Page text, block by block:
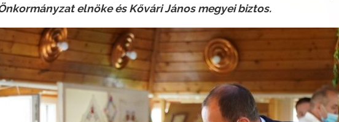
elnöke és Kővári János megyei biztos.